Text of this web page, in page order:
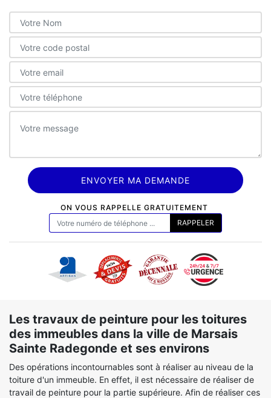
ON VOUS RAPPELLE GRATUITEMENT
Les travaux de peinture pour les toitures
des immeubles dans la ville de Marsais
Sainte Radegonde et ses environs
Des opérations incontournables sont à réaliser au niveau de la
toiture d'un immeuble. En effet, il est nécessaire de réaliser de
travail de peinture pour la partie supérieure. Afin de réaliser ces